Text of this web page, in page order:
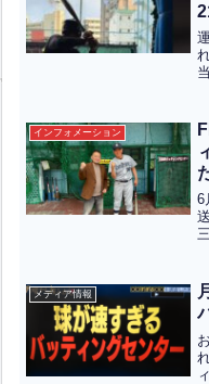
インフォメーション
6
メディア情報